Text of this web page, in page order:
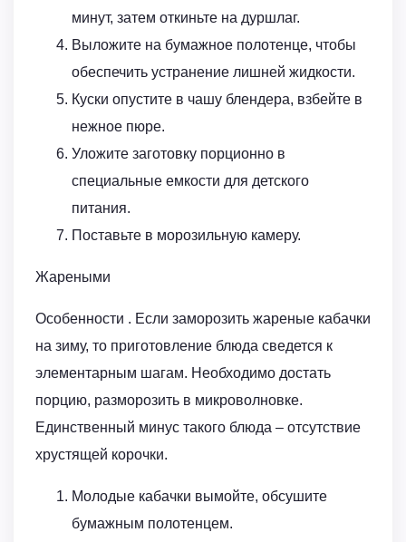
минут, затем откиньте на дуршлаг.
Выложите на бумажное полотенце, чтобы
обеспечить устранение лишней жидкости.
Куски опустите в чашу блендера, взбейте в
нежное пюре.
Уложите заготовку порционно в
специальные емкости для детского
питания.
Поставьте в морозильную камеру.
Жареными
Особенности . Если заморозить жареные кабачки
на зиму, то приготовление блюда сведется к
элементарным шагам. Необходимо достать
порцию, разморозить в микроволновке.
Единственный минус такого блюда – отсутствие
хрустящей корочки.
Молодые кабачки вымойте, обсушите
бумажным полотенцем.